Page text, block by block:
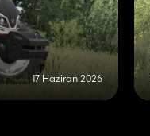
17 Haziran 2026